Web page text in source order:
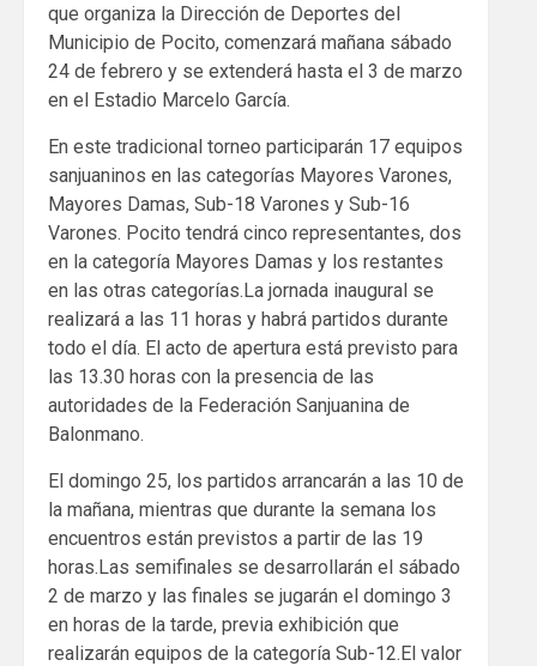
que organiza la Dirección de Deportes del
Municipio de Pocito, comenzará mañana sábado
24 de febrero y se extenderá hasta el 3 de marzo
en el Estadio Marcelo García.
En este tradicional torneo participarán 17 equipos
sanjuaninos en las categorías Mayores Varones,
Mayores Damas, Sub-18 Varones y Sub-16
Varones. Pocito tendrá cinco representantes, dos
en la categoría Mayores Damas y los restantes
en las otras categorías.La jornada inaugural se
realizará a las 11 horas y habrá partidos durante
todo el día. El acto de apertura está previsto para
las 13.30 horas con la presencia de las
autoridades de la Federación Sanjuanina de
Balonmano.
El domingo 25, los partidos arrancarán a las 10 de
la mañana, mientras que durante la semana los
encuentros están previstos a partir de las 19
horas.Las semifinales se desarrollarán el sábado
2 de marzo y las finales se jugarán el domingo 3
en horas de la tarde, previa exhibición que
realizarán equipos de la categoría Sub-12.El valor